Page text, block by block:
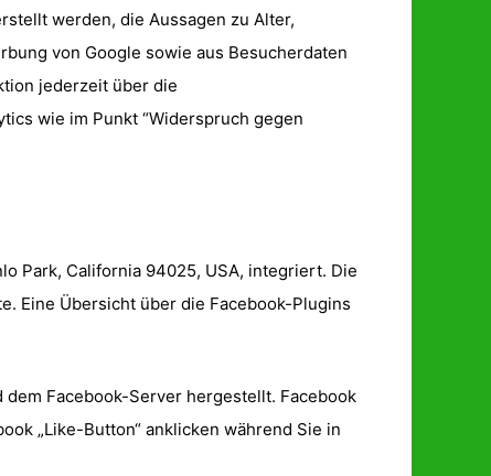
werden, die Aussagen zu Alter,
von Google sowie aus Besucherdaten
jederzeit über die
wie im Punkt “Widerspruch gegen
Park, California 94025, USA, integriert. Die
Eine Übersicht über die Facebook-Plugins
Facebook-Server hergestellt. Facebook
„Like-Button“ anklicken während Sie in